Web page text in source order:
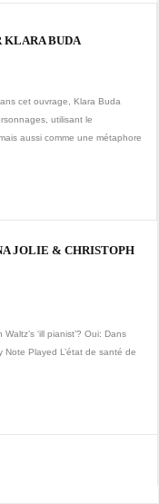
KLARA BUDA
cet ouvrage, Klara Buda
utilisant le
aussi comme une métaphore
JOLIE & CHRISTOPH
‘ill pianist’? Oui: Dans
Note Played L’état de santé de